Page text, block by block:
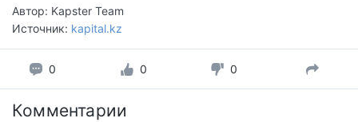
Автор: Kapster Team
Источник: kapital.kz
0 0 0
Комментарии